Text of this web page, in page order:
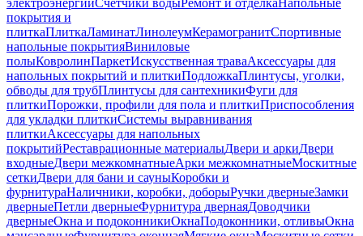
электроэнергииСчетчики водыРемонт и отделкаНапольные
покрытия и
плиткаПлиткаЛаминатЛинолеумКерамогранитСпортивные
напольные покрытияВиниловые
полыКовролинПаркетИскусственная траваАксессуары для
напольных покрытий и плиткиПодложкаПлинтусы, уголки,
обводы для трубПлинтусы для сантехникиФуги для
плиткиПорожки, профили для пола и плиткиПриспособления
для укладки плиткиСистемы выравнивания
плиткиАксессуары для напольных
покрытийРеставрационные материалыДвери и аркиДвери
входныеДвери межкомнатныеАрки межкомнатныеМоскитные
сеткиДвери для бани и сауныКоробки и
фурнитураНаличники, коробки, доборыРучки дверныеЗамки
дверныеПетли дверныеФурнитура двернаяДоводчики
дверныеОкна и подоконникиОкнаПодоконники, отливыОкна